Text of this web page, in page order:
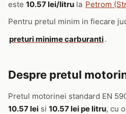
este 10.57 lei/litru la Petrom
Pentru pretul minim in fiecare
preturi minime carburanti.
Despre pretul
Pretul motorinei standard EN
10.57 lei si 10.57 lei pe litru, cu